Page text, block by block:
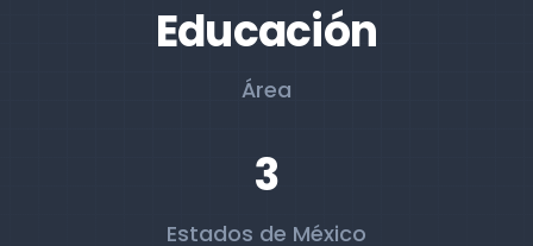
Educación
Área
3
Estados de México